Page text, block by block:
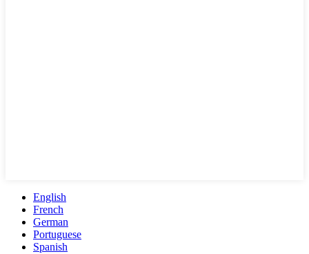
English
French
German
Portuguese
Spanish